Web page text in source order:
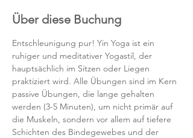
Über diese Buchung
Entschleunigung pur! Yin Yoga ist ein
ruhiger und meditativer Yogastil, der
hauptsächlich im Sitzen oder Liegen
praktiziert wird. Alle Übungen sind im Kern
passive Übungen, die lange gehalten
werden (3-5 Minuten), um nicht primär auf
die Muskeln, sondern vor allem auf tiefere
Schichten des Bindegewebes und der